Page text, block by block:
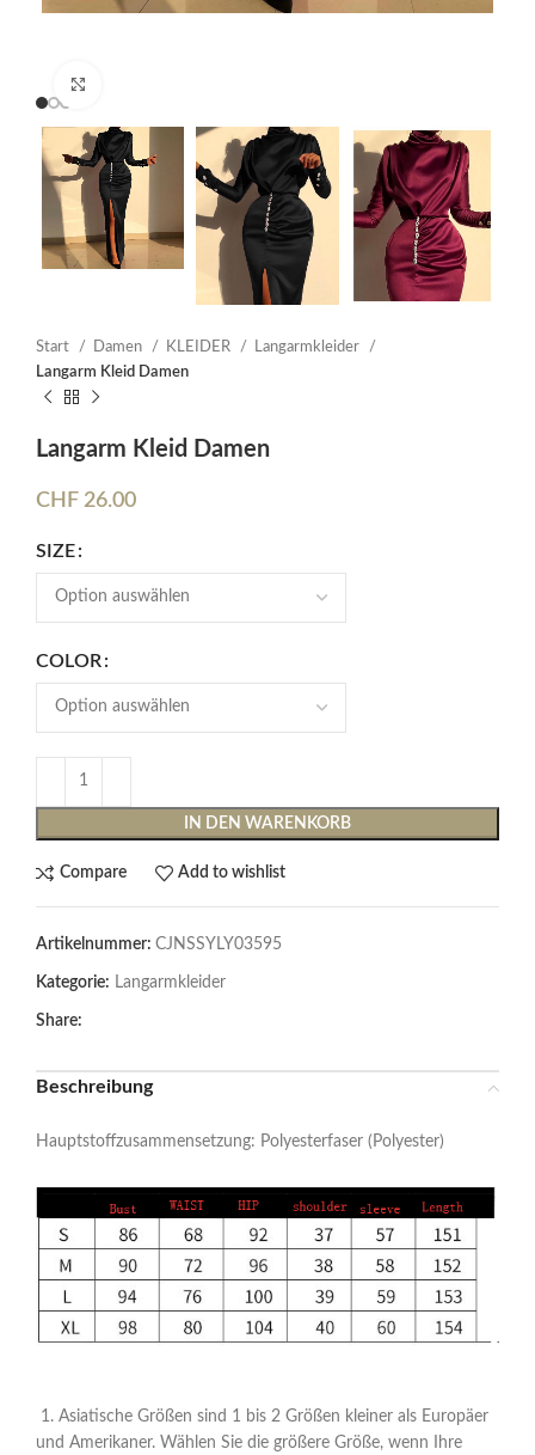
Start Damen KLEIDER
Langarmkleider
Langarm Kleid Damen
Langarm Kleid Damen
CHF 26.00
SIZE
COLOR
IN DEN WARENKORB
Compare Add to wishlist
Artikelnummer: CJNSSYLY03595
Kategorie: Langarmkleider
Share:
Beschreibung
Hauptstoffzusammensetzung: Polyesterfaser (Polyester)
1. Asiatische Größen sind 1 bis 2 Größen kleiner als Europäer
und Amerikaner. Wählen Sie die größere Größe, wenn Ihre